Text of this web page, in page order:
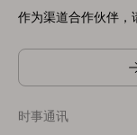
作为渠道合作伙伴，
时事通讯